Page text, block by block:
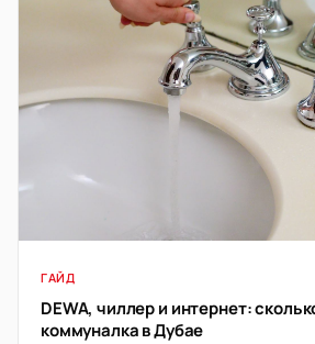
ГАЙД
DEWA, чиллер и интернет:
коммуналка в Дубае